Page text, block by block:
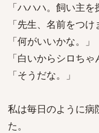
「ハハハ。飼い主を
「先生、名前をつけ
「何がいいかな。」
「白いからシロち
「そうだな。」
私は毎日のように病
た。